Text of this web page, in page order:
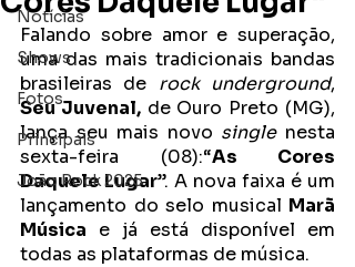
Notícias
Shows
Fotos
Principais
João Rock 2025
Falando sobre amor e superação,
uma das mais tradicionais bandas
brasileiras de rock underground
Seu Juvenal, de Ouro Preto (MG),
lança seu mais novo single nesta
sexta-feira (08):“As Cores
Daquele Lugar”. A nova faixa é um
lançamento do selo musical Marã
Música e já está disponível em
todas as plataformas de música.